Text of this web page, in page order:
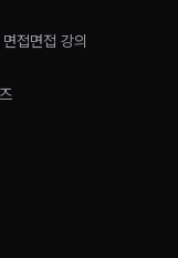
접면접 강의